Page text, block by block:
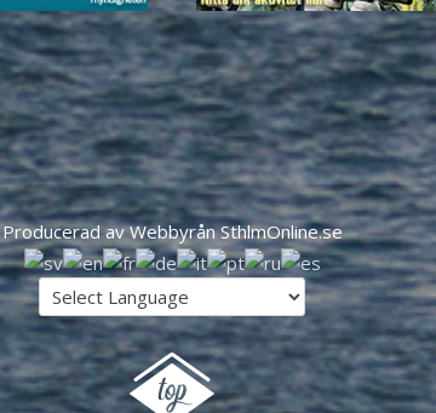
Producerad av Webbyrån SthlmOnline.se